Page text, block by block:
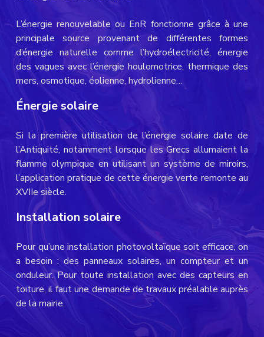
L’énergie renouvelable ou EnR fonctionne grâce à une
principale source provenant de différentes formes
d’énergie naturelle comme l’hydroélectricité, énergie
des vagues avec l’énergie houlomotrice, thermique des
mers, osmotique, éolienne, hydrolienne…
Énergie solaire
Si la première utilisation de l’énergie solaire date de
l’Antiquité, notamment lorsque les Grecs allumaient la
flamme olympique en utilisant un système de miroirs,
l’application pratique de cette énergie verte remonte au
XVIIe siècle.
Installation solaire
Pour qu’une installation photovoltaïque soit efficace, on
a besoin : des panneaux solaires, un compteur et un
onduleur. Pour toute installation avec des capteurs en
toiture, il faut une demande de travaux préalable auprès
de la mairie.